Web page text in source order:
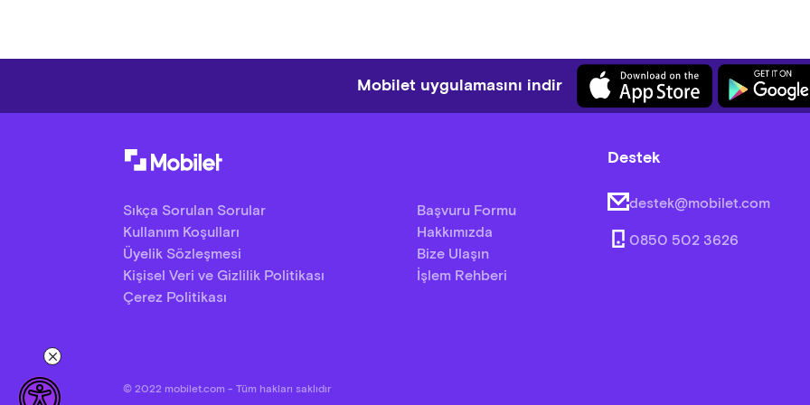
Mobilet uygulamasını indir
Sıkça Sorulan Sorular
Kullanım Koşulları
Üyelik Sözleşmesi
Kişisel Veri ve Gizlilik Politikası
Çerez Politikası
Başvuru Formu
Hakkımızda
Bize Ulaşın
İşlem Rehberi
Destek
destek@mobilet.com
0850 502 3626
© 2022 mobilet.com - Tüm hakları saklıdır